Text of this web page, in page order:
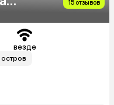
15 отзывов
везде